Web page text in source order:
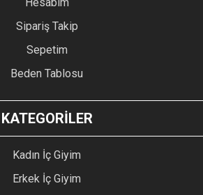
Sipariş Takip
Sepetim
Beden Tablosu
KATEGORİLER
Kadın İç Giyim
Erkek İç Giyim